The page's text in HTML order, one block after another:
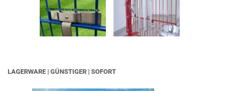
LAGERWARE | GÜNSTIGER | SOFORT